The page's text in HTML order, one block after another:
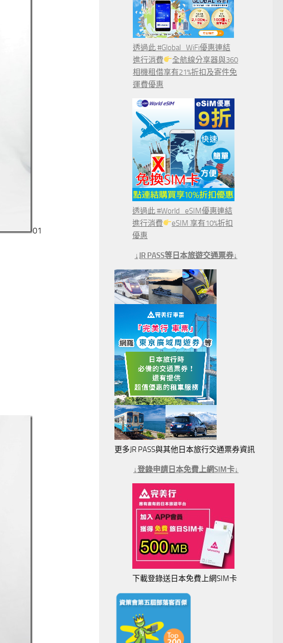
01
透過此 #Global_WiFi優惠連結
進行消費
全航線分享器與360
相機租借享有21%折扣及寄件免
運費優惠
透過此 #World_eSIM優惠連結
進行消費
eSIM 享有10%折扣
優惠
↓JR PASS等日本旅遊交通票券↓
更多JR PASS與其他日本旅行交通票券資訊
↓登錄申請日本免費上網SIM卡↓
下載登錄送日本免費上網SIM卡